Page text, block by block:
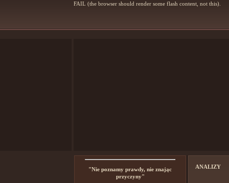
FAIL (the browser should render some flash content, not this).
"Nie poznamy prawdy, nie znając
przyczyny"
ANALIZY